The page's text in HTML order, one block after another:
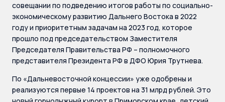
совещании по подведению итогов работы по социально-
экономическому развитию Дальнего Востока в 2022
году и приоритетным задачам на 2023 год, которое
прошло под председательством Заместителя
Председателя Правительства РФ – полномочного
представителя Президента РФ в ДФО Юрия Трутнева.
По «Дальневосточной концессии» уже одобрены и
реализуются первые 14 проектов на 31 млрд рублей. Это